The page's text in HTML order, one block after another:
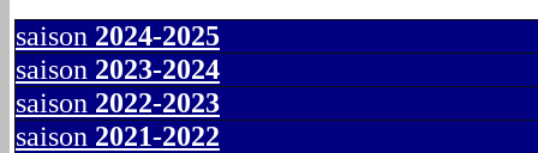
saison 2024-2025
saison 2023-2024
saison 2022-2023
saison 2021-2022